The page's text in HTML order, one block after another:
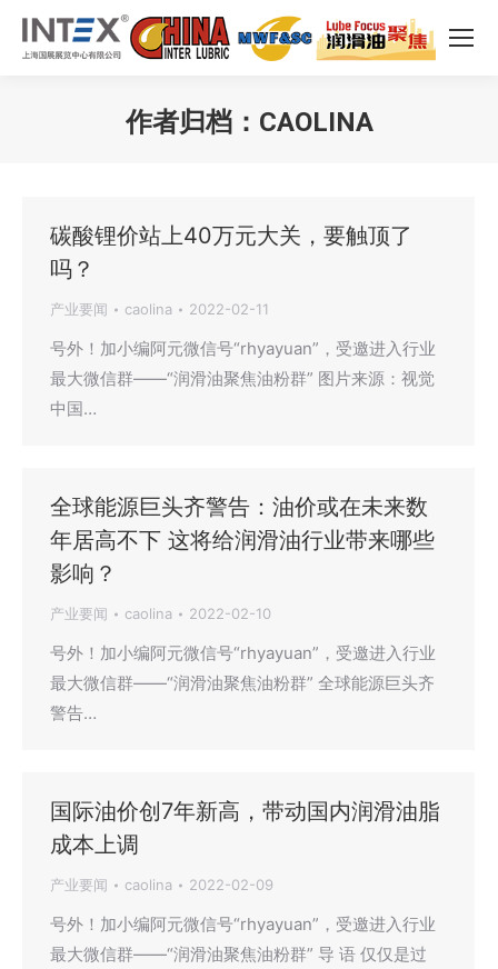
作者归档： CAOLINA
碳酸锂价站上40万元大关，要触顶了
吗？
产业要闻 caolina 2022-02-11
号外！加小编阿元微信号“rhyayuan”，受邀进入行业
最大微信群——“润滑油聚焦油粉群” 图片来源：视觉
中国…
全球能源巨头齐警告：油价或在未来数
年居高不下 这将给润滑油行业带来哪些
影响？
产业要闻 caolina 2022-02-10
号外！加小编阿元微信号“rhyayuan”，受邀进入行业
最大微信群——“润滑油聚焦油粉群” 全球能源巨头齐
警告…
国际油价创7年新高，带动国内润滑油脂
成本上调
产业要闻 caolina 2022-02-09
号外！加小编阿元微信号“rhyayuan”，受邀进入行业
最大微信群——“润滑油聚焦油粉群” 导 语 仅仅是过